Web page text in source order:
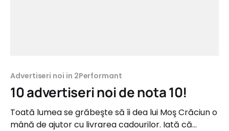
Advertiseri noi in 2Performant
10 advertiseri noi de nota 10!
Toată lumea se grăbeşte să îi dea lui Moş Crăciun o
mână de ajutor cu livrarea cadourilor. Iată că